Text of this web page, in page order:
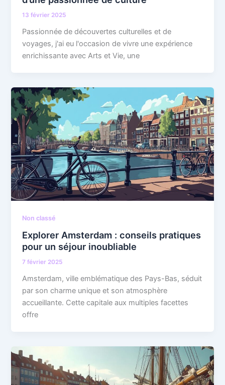
13 février 2025
Passionnée de découvertes culturelles et de
voyages, j'ai eu l'occasion de vivre une expérience
enrichissante avec Arts et Vie, une
Non classé
Explorer Amsterdam : conseils pratiques
pour un séjour inoubliable
7 février 2025
Amsterdam, ville emblématique des Pays-Bas, séduit
par son charme unique et son atmosphère
accueillante. Cette capitale aux multiples facettes
offre